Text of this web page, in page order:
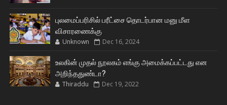
புலமைப்பரிசில் பரீட்சை தொடர்பான மனு மீள
விசாரணைக்கு
Unknown Dec 16, 2024
உலகின் முதல் நூலகம் எங்கு அமைக்கப்பட்டது என
அறிந்ததுண்டா?
Thiraddu Dec 19, 2022